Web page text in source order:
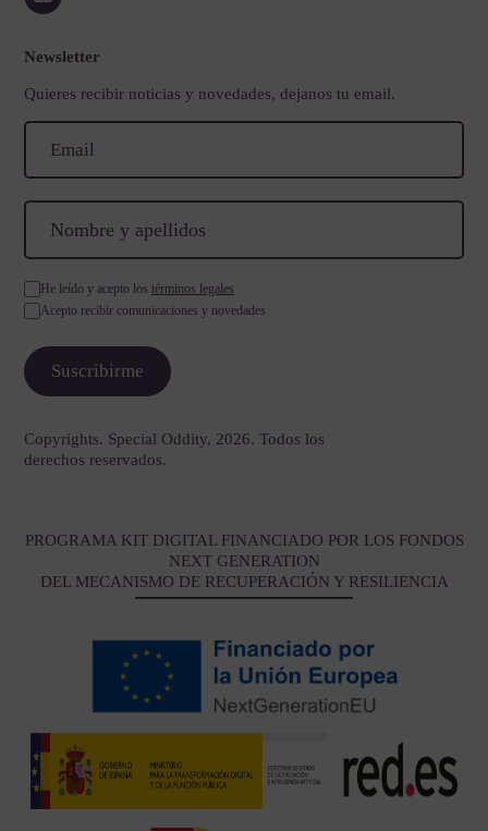
Newsletter
Quieres recibir noticias y novedades, dejanos tu email.
He leído y acepto los términos legales
Acepto recibir comunicaciones y novedades
Copyrights. Special Oddity, 2026. Todos los
derechos reservados.
PROGRAMA KIT DIGITAL FINANCIADO POR LOS FONDOS
NEXT GENERATION
DEL MECANISMO DE RECUPERACIÓN Y RESILIENCIA